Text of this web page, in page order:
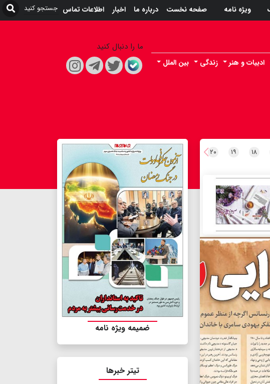
ویژه نامه صفحه نخست درباره ما اخبار اطلاعات تماس
ادبیات و هنر زندگی
بین الملل
ما را دنبال کنید
۱۸ ۱۹ ۲۰
ضمیمه ویژه نامه
تیتر خبرها